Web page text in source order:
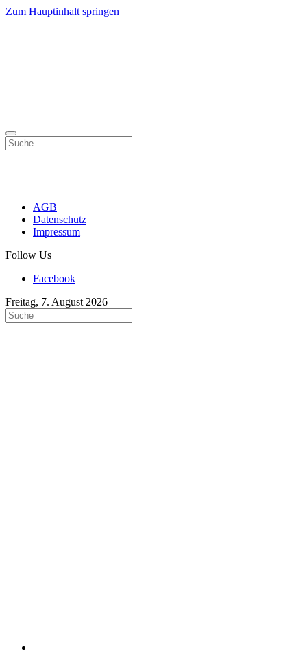
Zum Hauptinhalt springen
AGB
Datenschutz
Impressum
Follow Us
Facebook
Freitag, 7. August 2026